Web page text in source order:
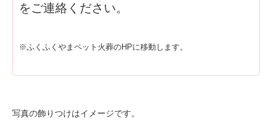
をご連絡ください。
※ふくふくやまペット火葬のHPに移動します。
写真の飾りつけはイメージです。